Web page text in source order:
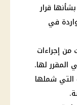
بشأنها قرار
في
من إجراءات
المقرر لها.
التي شملها